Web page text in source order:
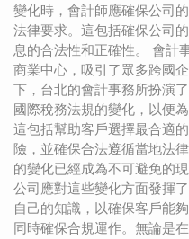
變化時，會計師應確保公司
法律要求。這包括確保公司
息的合法性和正確性。 會計
商業中心，吸引了眾多跨國
下，台北的會計事務所扮演
國際稅務法規的變化，以便
這包括幫助客戶選擇最合適
險，並確保合法遵循當地法
的變化已經成為不可避免的
公司應對這些變化方面發揮
自己的知識，以確保客戶能
同時確保合規運作。無論是